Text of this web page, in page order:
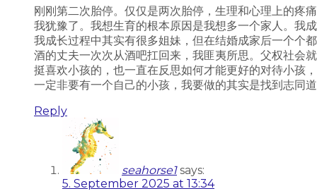
刚刚第二次胎停。仅仅是两次胎停，生理和心理上的疼
我犹豫了。我想生育的根本原因是我想多一个家人。我
我成长过程中其实有很多姐妹，但在结婚成家后一个个
酒的丈夫一次次从酒吧扛回来，我匪夷所思。父权社会
挺喜欢小孩的，也一直在反思如何才能更好的对待小孩
一定非要有一个自己的小孩，我要做的其实是找到志同
Reply
seahorse1 says:
5. September 2025 at 13:34